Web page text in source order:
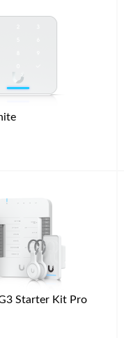
Starter Kit Pro